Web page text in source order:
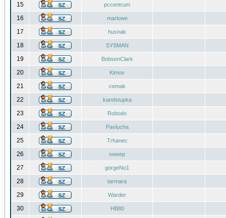
15 pccentrum
16 marlowe
17 husnak
18 SYSMAN
19 BobsenClark
20 Kimov
21 cemak
22 karelstupka
23 Robodo
24 Pavlucha
25 Trhanec
26 sweep
27 gorgeNo1
28 tarmara
29 Warder
30 HB80